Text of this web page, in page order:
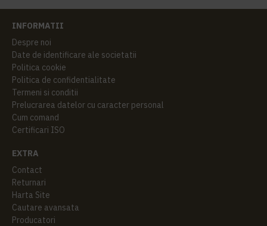
INFORMATII
Despre noi
Date de identificare ale societatii
Politica cookie
Politica de confidentialitate
Termeni si conditii
Prelucrarea datelor cu caracter personal
Cum comand
Certificari ISO
EXTRA
Contact
Returnari
Harta Site
Cautare avansata
Producatori